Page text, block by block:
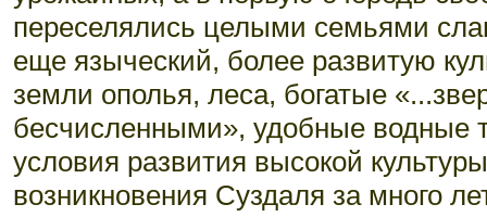
переселялись целыми семьями
еще языческий, более развитую
земли ополья, леса, богатые
бесчисленными», удобные водные
условия развития высокой
возникновения Суздаля за много